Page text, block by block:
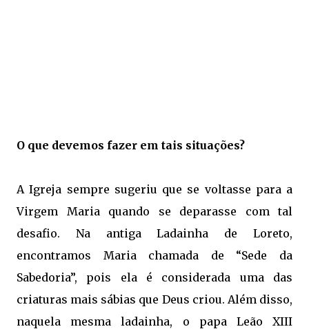
O que devemos fazer em tais situações?
A Igreja sempre sugeriu que se voltasse para a
Virgem Maria quando se deparasse com tal
desafio. Na antiga Ladainha de Loreto,
encontramos Maria chamada de “Sede da
Sabedoria”, pois ela é considerada uma das
criaturas mais sábias que Deus criou. Além disso,
naquela mesma ladainha, o papa Leão XIII